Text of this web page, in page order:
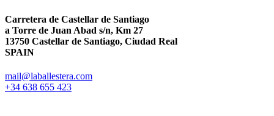
Carretera de Castellar de Santiago
a Torre de Juan Abad s/n, Km 27
13750 Castellar de Santiago, Ciudad Real
SPAIN
mail@laballestera.com
+34 638 655 423